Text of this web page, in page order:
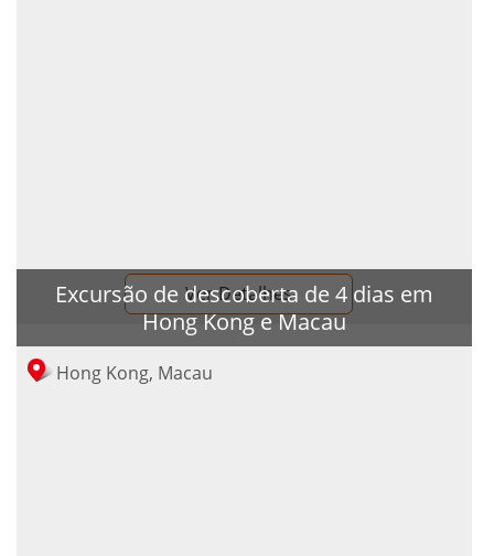
Ver Detalhes
Excursão de descoberta de 4 dias em
Hong Kong e Macau
Hong Kong, Macau